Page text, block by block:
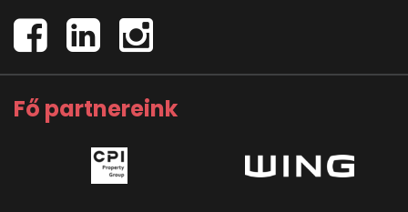
Fő partnereink